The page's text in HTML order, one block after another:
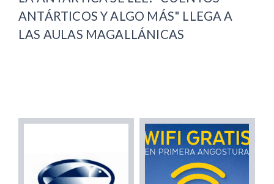
ANTÁRTICOS Y ALGO MÁS" LLEGA A
LAS AULAS MAGALLÁNICAS